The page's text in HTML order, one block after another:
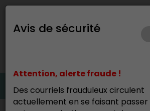
Avis de sécurité
Attention, alerte fraude !
Des courriels frauduleux circulent
actuellement en se faisant passer